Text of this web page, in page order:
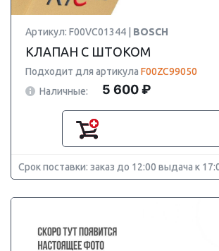
Артикул: F00VC01344 | BOSCH
КЛАПАН С ШТОКОМ
Подходит для артикула F00ZC99050
Наличные:
5 600 ₽
Срок поставки: заказ до 12:00 выдача к